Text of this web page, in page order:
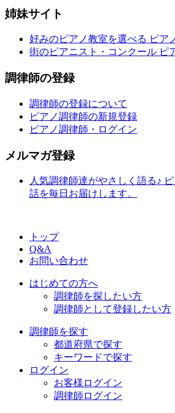
姉妹サイト
好みのピアノ教室を選べる ピア
街のピアニスト・コンクール ピ
調律師の登録
調律師の登録について
ピアノ調律師の新規登録
ピアノ調律師・ログイン
メルマガ登録
人気調律師達がやさしく語る♪
話を毎日お届けします。
トップ
Q&A
お問い合わせ
はじめての方へ
調律師を探したい方
調律師として登録したい方
調律師を探す
都道府県で探す
キーワードで探す
ログイン
お客様ログイン
調律師ログイン